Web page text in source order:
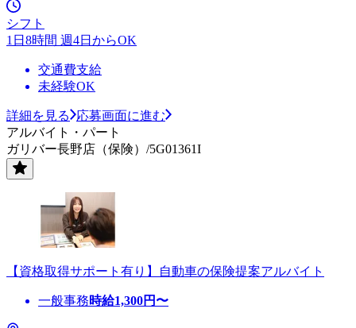
シフト
1日8時間 週4日からOK
交通費支給
未経験OK
詳細を見る
応募画面に進む
アルバイト・パート
ガリバー長野店（保険）/5G01361I
【資格取得サポート有り】自動車の保険提案アルバイト
一般事務時給1,300円〜